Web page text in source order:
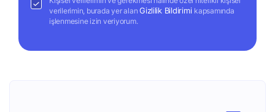
verilerimin, burada yer alanGizlilik Bildirimi kapsamında
işlenmesine izin veriyorum.